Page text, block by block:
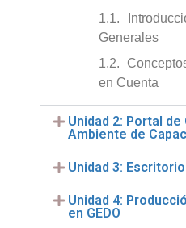
1.1.
Generales
1.2.
en Cuenta
Unidad 2: Portal de
Ambiente de
Unidad 3:
Unidad 4:
en GEDO